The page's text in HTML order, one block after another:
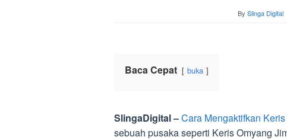
By Slinga Digital
Baca Cepat buka
SlingaDigital –Cara Mengaktifkan
sebuah pusaka seperti Keris Omyang